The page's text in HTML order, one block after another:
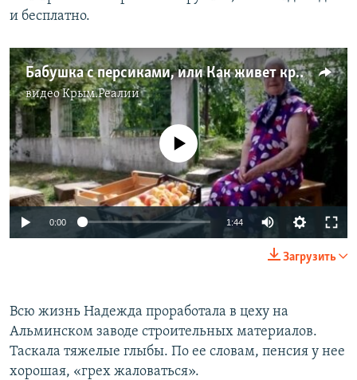
и бесплатно. ​
Бабушка с персиками, или Как живет крымское село у «марсианского озера» (видео)
видеоКрым.Реалии
No media source currently available
0:00 1:44
Загрузить
Всю жизнь Надежда проработала в цеху на
Альминском заводе строительных материалов.
Таскала тяжелые глыбы. По ее словам, пенсия у нее
хорошая, «грех жаловаться».